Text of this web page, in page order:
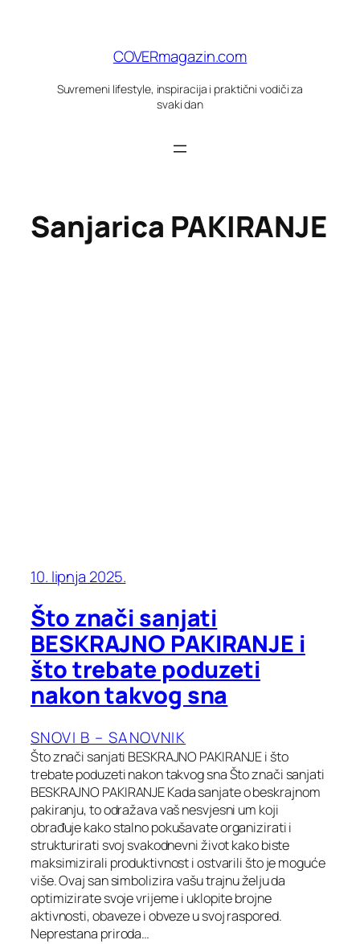
COVERmagazin.com
Suvremeni lifestyle, inspiracija i praktični vodiči za
svaki dan
Sanjarica PAKIRANJE
10. lipnja 2025.
Što znači sanjati
BESKRAJNO PAKIRANJE i
što trebate poduzeti
nakon takvog sna
SNOVI B – SANOVNIK
Što znači sanjati BESKRAJNO PAKIRANJE i što
trebate poduzeti nakon takvog sna Što znači sanjati
BESKRAJNO PAKIRANJE Kada sanjate o beskrajnom
pakiranju, to odražava vaš nesvjesni um koji
obrađuje kako stalno pokušavate organizirati i
strukturirati svoj svakodnevni život kako biste
maksimizirali produktivnost i ostvarili što je moguće
više. Ovaj san simbolizira vašu trajnu želju da
optimizirate svoje vrijeme i uklopite brojne
aktivnosti, obaveze i obveze u svoj raspored.
Neprestana priroda…